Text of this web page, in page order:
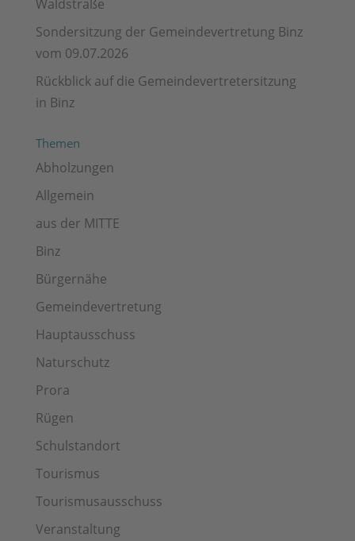
Waldstraße
Sondersitzung der Gemeindevertretung Binz
vom 09.07.2026
Rückblick auf die Gemeindevertretersitzung
in Binz
Themen
Abholzungen
Allgemein
aus der MITTE
Binz
Bürgernähe
Gemeindevertretung
Hauptausschuss
Naturschutz
Prora
Rügen
Schulstandort
Tourismus
Tourismusausschuss
Veranstaltung